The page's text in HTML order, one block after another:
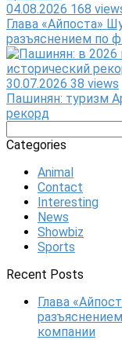
04.08.2026 168
Глава «Айпоста»
разъяснением по
30.07.2026 38 views
Пашинян: туризм
рекорд
Categories
Animal
Contact
Interesting
News
Showbiz
Sports
Recent Posts
Глава
компании